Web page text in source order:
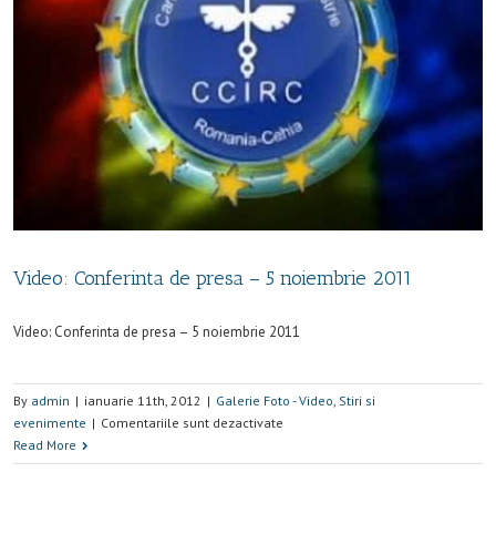
Video: Conferinta de presa – 5 noiembrie 2011
Video: Conferinta de presa – 5 noiembrie 2011
By admin | ianuarie 11th, 2012 | Galerie Foto - Video Stiri si
evenimente | Comentariile sunt dezactivate
Read More